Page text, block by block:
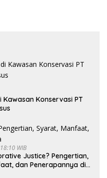
Konservasi PT
WIB
Justice? Pengertian,
dan Penerapannya di